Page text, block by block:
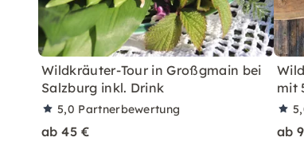
Wildkräuter-Tour in Großgmain bei
Salzburg inkl. Drink
5,0 Partnerbewertung
ab 45 €
mit
ab